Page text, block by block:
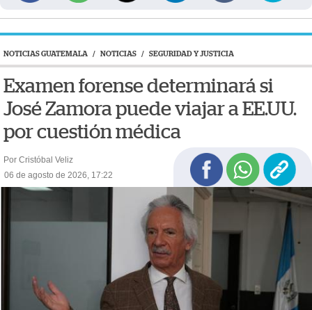
NOTICIAS GUATEMALA / NOTICIAS / SEGURIDAD Y JUSTICIA
Examen forense determinará si
José Zamora puede viajar a EE.UU.
por cuestión médica
Por Cristóbal Veliz
06 de agosto de 2026, 17:22